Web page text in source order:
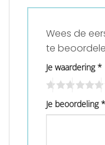
Wees de
te
Je waardering*
Je beoordeling*